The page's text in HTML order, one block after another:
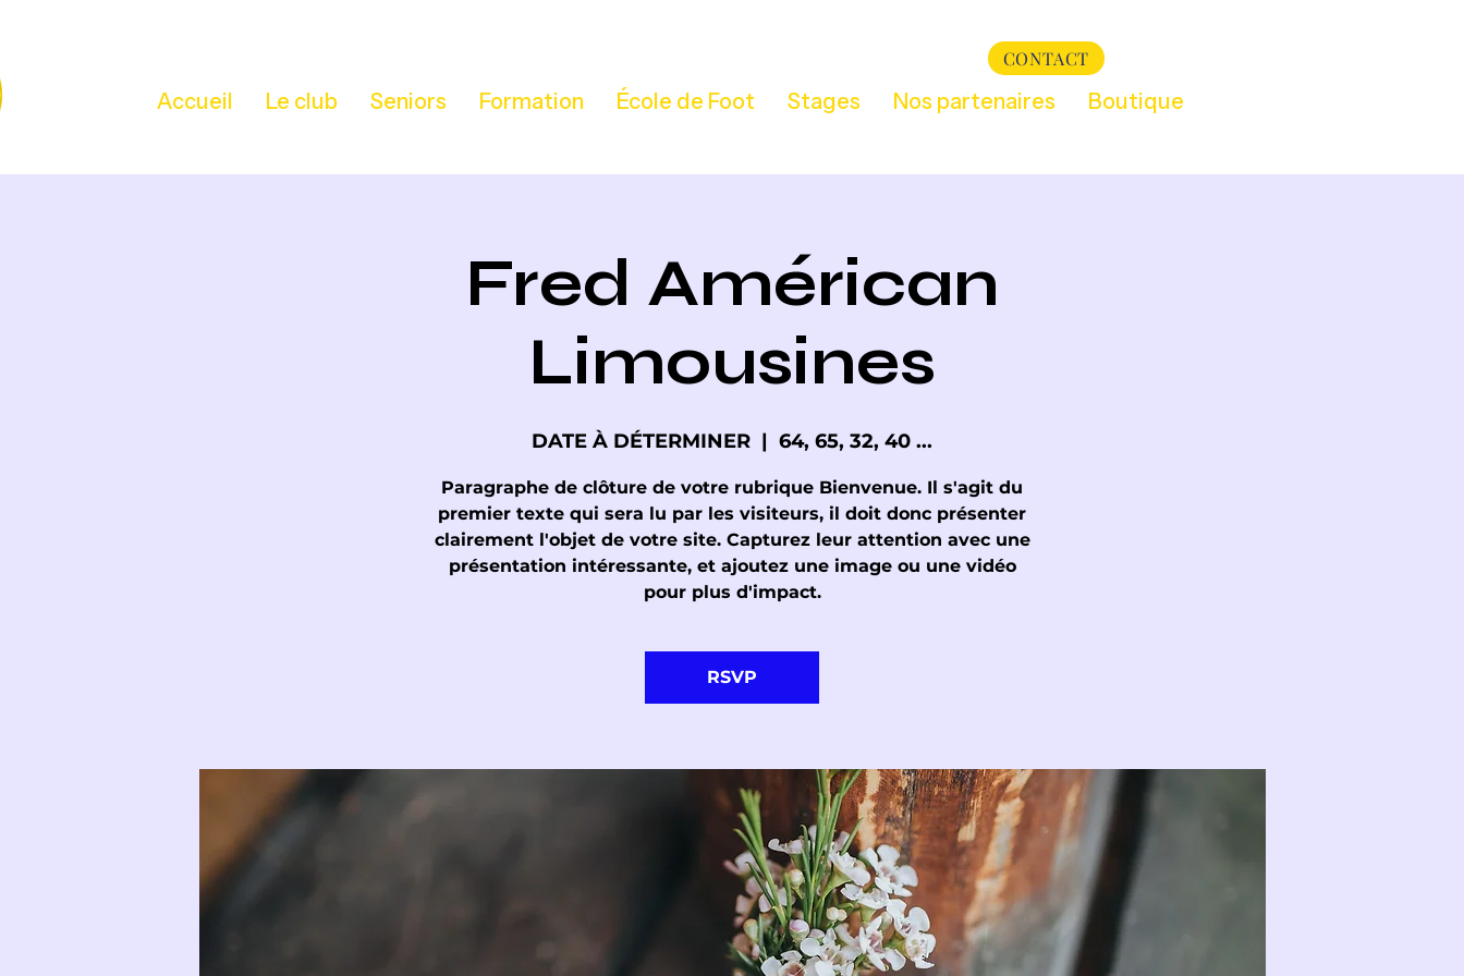
CONTACT
Accueil Le club Seniors Formation École de Foot Stages Nos partenaires Boutique
Fred Américan
Limousines
DATE À DÉTERMINER
  |
64, 65, 32, 40 ...
Paragraphe de clôture de votre rubrique Bienvenue. Il s'agit du
premier texte qui sera lu par les visiteurs, il doit donc présenter
clairement l'objet de votre site. Capturez leur attention avec une
présentation intéressante, et ajoutez une image ou une vidéo
pour plus d'impact.
RSVP